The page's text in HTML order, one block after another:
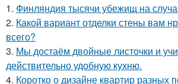
1. Финляндия тысячи убежищ на
2. Какой вариант отделки стены вам
всего?
3. Мы достаём двойные листочки и
действительно удобную кухню.
4. Коротко о дизайне квартир разных